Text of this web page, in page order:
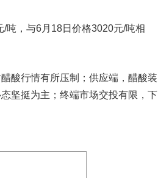
吨，与6月18日价格3020元/吨相
酸行情有所压制；供应端，醋酸装
坚挺为主；终端市场交投有限，下